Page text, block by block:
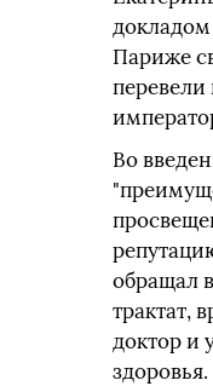
Париже
перевели
Во
обращал
трактат,
доктор и
здоровья.